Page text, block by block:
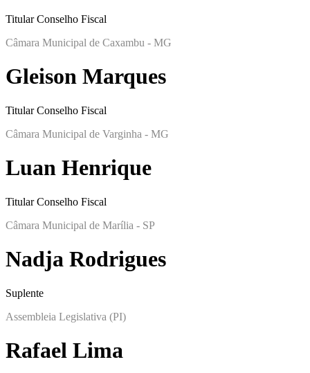
Titular Conselho Fiscal
Câmara Municipal de Caxambu - MG
Gleison Marques
Titular Conselho Fiscal
Câmara Municipal de Varginha - MG
Luan Henrique
Titular Conselho Fiscal
Câmara Municipal de Marília - SP
Nadja Rodrigues
Suplente
Assembleia Legislativa (PI)
Rafael Lima